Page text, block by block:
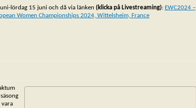
lördag 15 juni och då via länken (klicka på Livestreaming): EWC2024 –
Women Championships 2024, Wittelsheim, France